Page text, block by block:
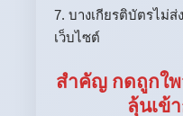
7. บางเกียรติบัตรไม่ส่
เว็บไซต์
สำคัญ กดถูกใ
ลุ้นเข้